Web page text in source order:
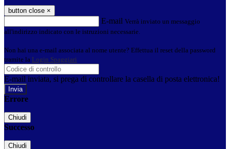
button close ×
E-mail Verrà inviato un messaggio
all'indirizzo indicato con le istruzioni necessarie.
Non hai una e-mail associata al nome utente? Effettua il reset della password
tramite la Login Spaggiari
E-mail inviata, si prega di controllare la casella di posta elettronica!
Errore
Chiudi
Successo
Chiudi